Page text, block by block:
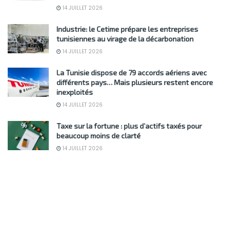
14 JUILLET 2026
Industrie: le Cetime prépare les entreprises
tunisiennes au virage de la décarbonation
14 JUILLET 2026
La Tunisie dispose de 79 accords aériens avec
différents pays… Mais plusieurs restent encore
inexploités
14 JUILLET 2026
Taxe sur la fortune : plus d’actifs taxés pour
beaucoup moins de clarté
14 JUILLET 2026